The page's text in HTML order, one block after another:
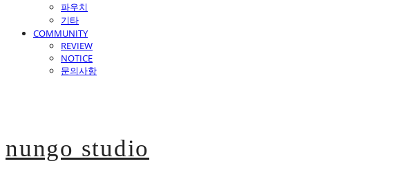
파우치
기타
COMMUNITY
REVIEW
NOTICE
문의사항
nungo studio